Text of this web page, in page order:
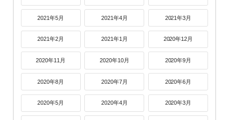
2021年5月 2021年4月 2021年3月
2021年2月 2021年1月 2020年12月
2020年11月 2020年10月 2020年9月
2020年8月 2020年7月 2020年6月
2020年5月 2020年4月 2020年3月